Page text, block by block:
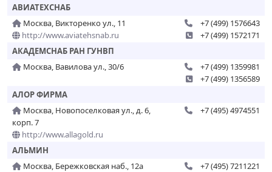
АВИАТЕХСНАБ
Москва, Викторенко ул., 11
http://www.aviatehsnab.ru
+7 (499) 1576643
+7 (499) 1572171
АКАДЕМСНАБ РАН ГУНВП
Москва, Вавилова ул., 30/6
+7 (499) 1359981
+7 (499) 1356589
АЛОР ФИРМА
Москва, Новопоселковая ул., д. 6,
корп. 7
http://www.allagold.ru
+7 (495) 4974551
АЛЬМИН
Москва, Бережковская наб., 12а
+7 (495) 7211221